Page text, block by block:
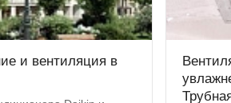
и вентиляция в